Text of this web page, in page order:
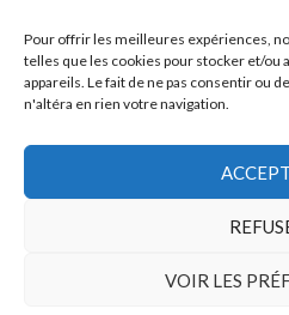
Pour offrir les meilleures expériences,
telles que les cookies pour stocker et/ou
appareils. Le fait de ne pas consentir ou
n'altéra en rien votre navigation.
VOIR LES
Éditions précédentes
04 72 49 52 49
3 Avenue Jean Estragnat